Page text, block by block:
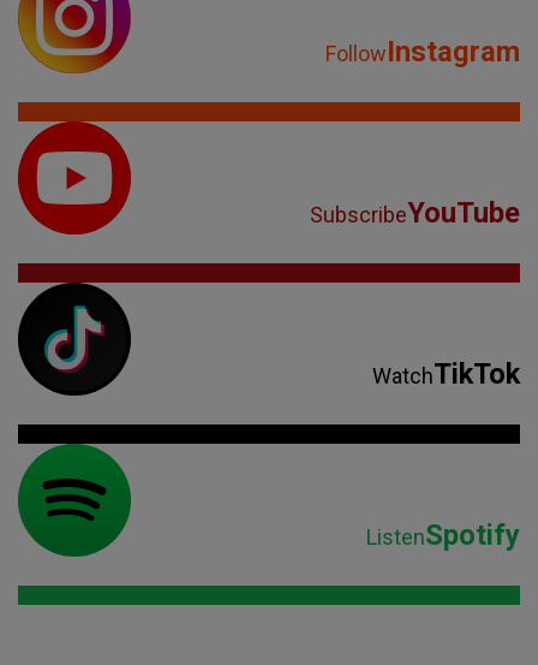
FollowInstagram
SubscribeYouTube
WatchTikTok
ListenSpotify